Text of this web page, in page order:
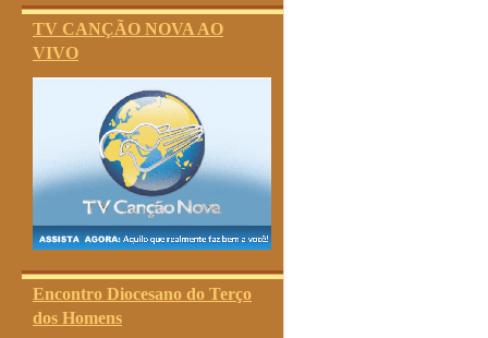
TV CANÇÃO NOVA AO
VIVO
Encontro Diocesano do Terço
dos Homens